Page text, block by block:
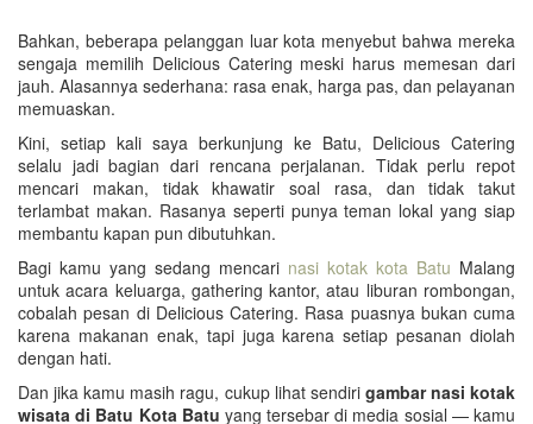
Bahkan, beberapa pelanggan luar kota menyebut bahwa mereka
sengaja memilih Delicious Catering meski harus memesan dari
jauh. Alasannya sederhana: rasa enak, harga pas, dan pelayanan
memuaskan.
Kini, setiap kali saya berkunjung ke Batu, Delicious Catering
selalu jadi bagian dari rencana perjalanan. Tidak perlu repot
mencari makan, tidak khawatir soal rasa, dan tidak takut
terlambat makan. Rasanya seperti punya teman lokal yang siap
membantu kapan pun dibutuhkan.
Bagi kamu yang sedang mencari nasi kotak kota Batu Malang
untuk acara keluarga, gathering kantor, atau liburan rombongan,
cobalah pesan di Delicious Catering. Rasa puasnya bukan cuma
karena makanan enak, tapi juga karena setiap pesanan diolah
dengan hati.
Dan jika kamu masih ragu, cukup lihat sendiri gambar nasi kotak
wisata di Batu Kota Batu yang tersebar di media sosial — kamu